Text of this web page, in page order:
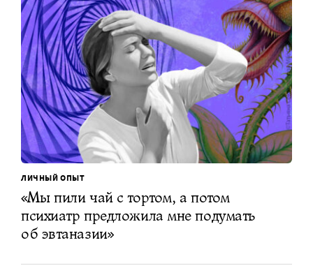
ЛИЧНЫЙ ОПЫТ
«Мы пили чай с тортом, а потом
психиатр предложила мне подумать
об эвтаназии»